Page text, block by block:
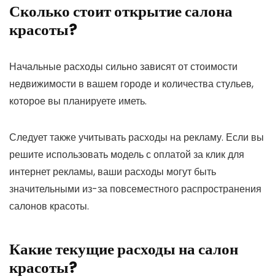
Сколько стоит открытие салона
красоты?
Начальные расходы сильно зависят от стоимости
недвижимости в вашем городе и количества стульев,
которое вы планируете иметь.
Следует также учитывать расходы на рекламу. Если вы
решите использовать модель с оплатой за клик для
интернет рекламы, ваши расходы могут быть
значительными из-за повсеместного распространения
салонов красоты.
Какие текущие расходы на салон
красоты?